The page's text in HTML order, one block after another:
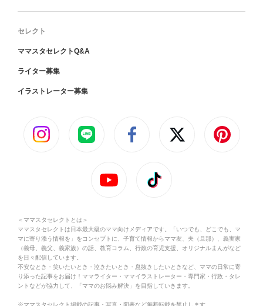
セレクト
ママスタセレクトQ&A
ライター募集
イラストレーター募集
＜ママスタセレクトとは＞
ママスタセレクトは日本最大級のママ向けメディアです。「いつでも、どこでも、マ
マに寄り添う情報を」をコンセプトに、子育て情報からママ友、夫（旦那）、義実家
（義母、義父、義家族）の話、教育コラム、行政の育児支援、オリジナルまんがなど
を日々配信しています。
不安なとき・笑いたいとき・泣きたいとき・息抜きしたいときなど、ママの日常に寄
り添った記事をお届け！ママライター・ママイラストレーター・専門家・行政・タレ
ントなどが協力して、「ママのお悩み解決」を目指していきます。
※ママスタセレクト掲載の記事・写真・図表など無断転載を禁止します。